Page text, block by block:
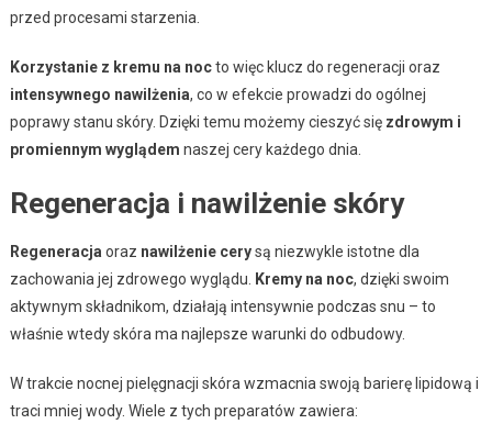
przed procesami starzenia.
Korzystanie z kremu na nocto więc klucz do regeneracji oraz
intensywnego nawilżenia, co w efekcie prowadzi do ogólnej
poprawy stanu skóry. Dzięki temu możemy cieszyć się zdrowym i
promiennym wyglądem naszej cery każdego dnia.
Regeneracja i nawilżenie skóry
Regeneracja oraz nawilżenie cerysą niezwykle istotne dla
zachowania jej zdrowego wyglądu.
Kremy na noc, dzięki swoim
aktywnym składnikom, działają intensywnie podczas snu – to
właśnie wtedy skóra ma najlepsze warunki do odbudowy.
W trakcie nocnej pielęgnacji skóra wzmacnia swoją barierę lipidową i
traci mniej wody. Wiele z tych preparatów zawiera: